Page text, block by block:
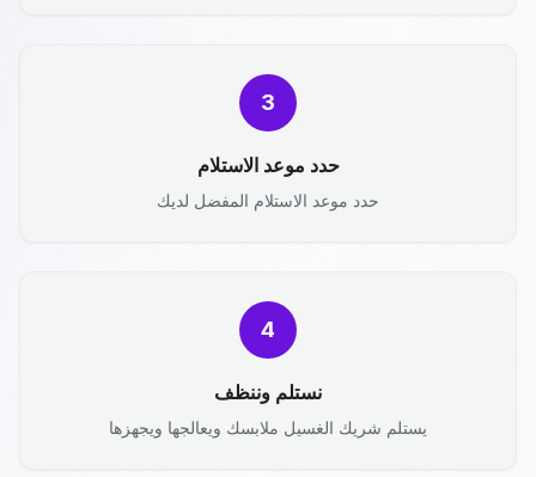
3
حدد موعد الاستلام
حدد موعد الاستلام المفضل لديك
4
نستلم وننظف
يستلم شريك الغسيل ملابسك ويعالجها ويجهزها